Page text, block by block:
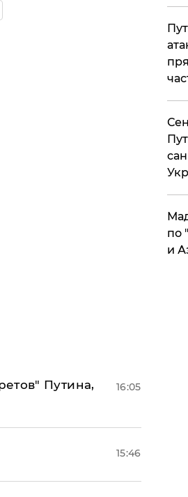
Путина,
16:05
15:46
по
и